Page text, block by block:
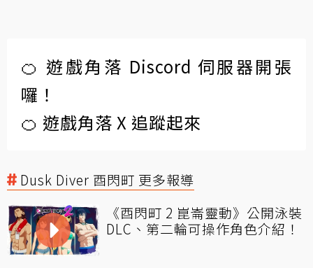
🍊 遊戲角落 Discord 伺服器開張
囉！
🍊 遊戲角落 X 追蹤起來
Dusk Diver 酉閃町 更多報導
《酉閃町 2 崑崙靈動》公開泳裝
DLC、第二輪可操作角色介紹！